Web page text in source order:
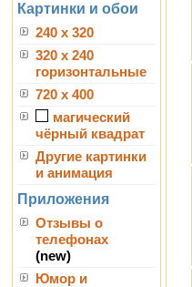
Картинки и обои
240 x 320
320 x 240
горизонтальные
720 x 400
магический
чёрный квадрат
Другие картинки
и анимация
Приложения
Отзывы о
телефонах
(new)
Юмор и